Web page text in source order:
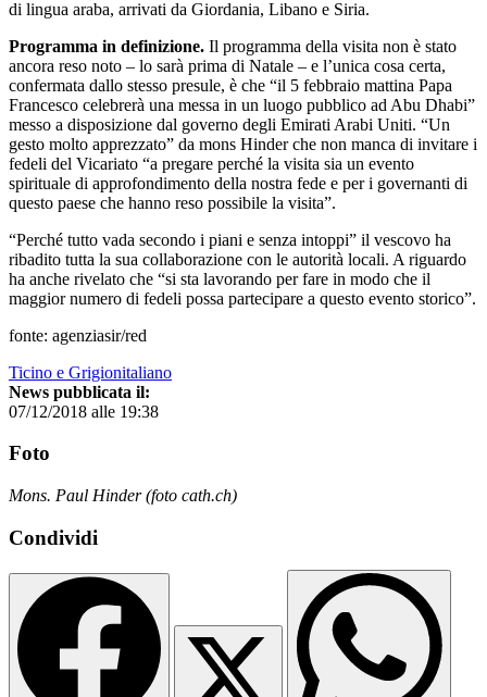
di lingua araba, arrivati da Giordania, Libano e Siria.
Programma in definizione. Il programma della visita non è stato
ancora reso noto – lo sarà prima di Natale – e l’unica cosa certa,
confermata dallo stesso presule, è che “il 5 febbraio mattina Papa
Francesco celebrerà una messa in un luogo pubblico ad Abu Dhabi”
messo a disposizione dal governo degli Emirati Arabi Uniti. “Un
gesto molto apprezzato” da mons Hinder che non manca di invitare i
fedeli del Vicariato “a pregare perché la visita sia un evento
spirituale di approfondimento della nostra fede e per i governanti di
questo paese che hanno reso possibile la visita”.
“Perché tutto vada secondo i piani e senza intoppi” il vescovo ha
ribadito tutta la sua collaborazione con le autorità locali. A riguardo
ha anche rivelato che “si sta lavorando per fare in modo che il
maggior numero di fedeli possa partecipare a questo evento storico”.
fonte: agenziasir/red
Ticino e Grigionitaliano
News pubblicata il:
07/12/2018 alle 19:38
Foto
Mons. Paul Hinder (foto cath.ch)
Condividi